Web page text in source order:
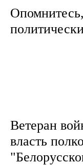
Ветеран
власть